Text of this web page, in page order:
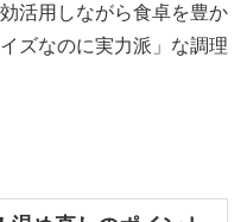
活用しながら食卓を豊か
ズなのに実力派」な調理